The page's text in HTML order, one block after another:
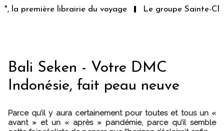
la première librairie du voyage Le groupe Sainte-
Bali Seken - Votre DMC
Indonésie, fait peau neuve
Parce qu’il y aura certainement pour toutes et tous un «
avant » et un « après » pandémie, parce qu’il semble